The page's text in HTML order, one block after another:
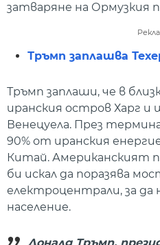
затваряне на Ормузкия
Тръмп заплашва
Тръмп заплаши, че в
иранския остров Харг
Венецуела. През
90% от иранския
Китай. Американският
би искал да поразява
електроцентрали, за да
население.